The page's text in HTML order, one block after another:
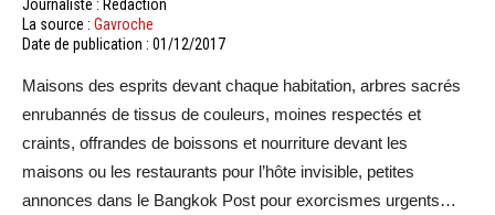
Journaliste : Redaction
La source : Gavroche
Date de publication : 01/12/2017
Maisons des esprits devant chaque habitation, arbres sacrés
enrubannés de tissus de couleurs, moines respectés et
craints, offrandes de boissons et nourriture devant les
maisons ou les restaurants pour l’hôte invisible, petites
annonces dans le Bangkok Post pour exorcismes urgents…